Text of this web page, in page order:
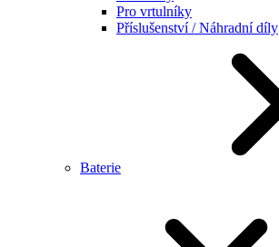
Pro vrtulníky
Příslušenství / Náhradní díly
Baterie